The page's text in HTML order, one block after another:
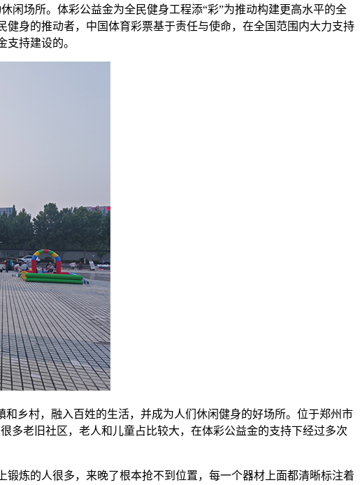
闲场所。体彩公益金为全民健身工程添“彩”为推动构建更高水平的全
身的推动者，中国体育彩票基于责任与使命，在全国范围内大力支持
持建设的。
乡村，融入百姓的生活，并成为人们休闲健身的好场所。位于郑州市
多老旧社区，老人和儿童占比较大，在体彩公益金的支持下经过多次
炼的人很多，来晚了根本抢不到位置，每一个器材上面都清晰标注着